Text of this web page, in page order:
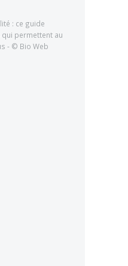
: ce guide
permettent au
- © Bio Web